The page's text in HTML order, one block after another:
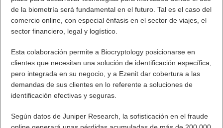
España y en el mundo
KAROL G es la artista femenina más escuchada en España,
seguida de Aitana
Billie Eilish encabeza el listado de mujeres más escuchadas
en Spotify a nivel mundial
En podcasts, Cristina Mitre, La Forte y Charuca son las
podcasters más escuchadas en España
El 8 de marzo Spotify lanzará un nuevo ‘
iconos femeninos